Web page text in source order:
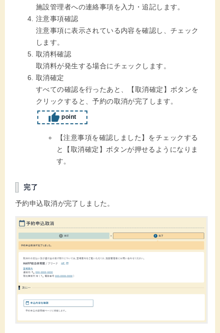
施設管理者への連絡事項を入力・追記します。
注意事項確認
注意事項に表示されている内容を確認し、チェック
します。
取消料確認
取消料が発生する場合にチェックします。
取消確定
すべての確認を行ったあと、【取消確定】ボタンを
クリックすると、予約の取消が完了します。
point
【注意事項を確認しました】をチェックする
と【取消確定】ボタンが押せるようになりま
す。
完了
予約申込取消が完了しました。